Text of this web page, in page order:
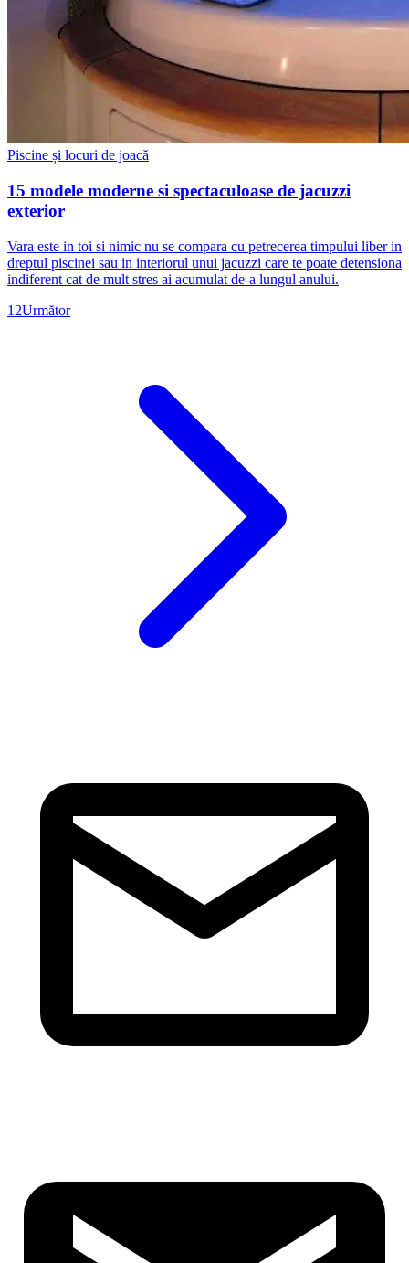
Piscine și locuri de joacă
15 modele moderne si spectaculoase de jacuzzi
exterior
Vara este in toi si nimic nu se compara cu petrecerea timpului liber in
dreptul piscinei sau in interiorul unui jacuzzi care te poate detensiona
indiferent cat de mult stres ai acumulat de-a lungul anului.
1 2Următor